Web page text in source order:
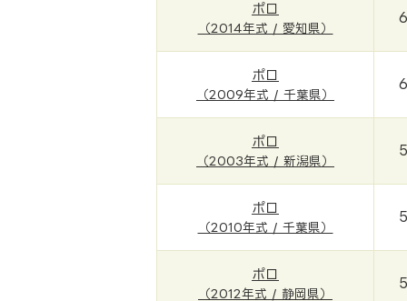
ポロ
（2014年式 / 愛知県）
ポロ
（2009年式 / 千葉県）
ポロ
（2003年式 / 新潟県）
ポロ
（2010年式 / 千葉県）
ポロ
（2012年式 / 静岡県）